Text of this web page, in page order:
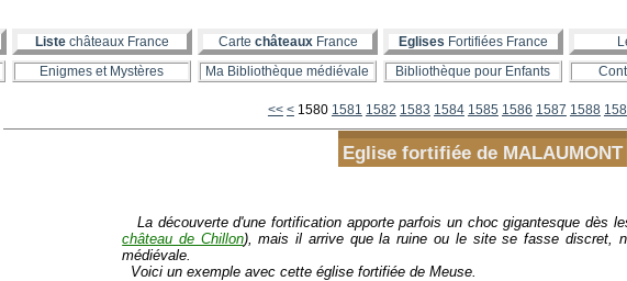
Liste châteaux France Carte châteauxFrance Eglises Fortifiées France
Enigmes et Mystères Ma Bibliothèque médiévale Bibliothèque pour Enfants
<< < 1500
1510
1520
1530
1540
1550
1560
1570
1580 1581 1582 1583 1584 1585 1586 1587 1588
Eglise fortifiée de MALAUMONT
La découverte d'une fortification apporte parfois un choc gigantesque dès
château de Chillon), mais il arrive que la ruine ou le site se fasse discret,
médiévale.
Voici un exemple avec cette église fortifiée de Meuse.